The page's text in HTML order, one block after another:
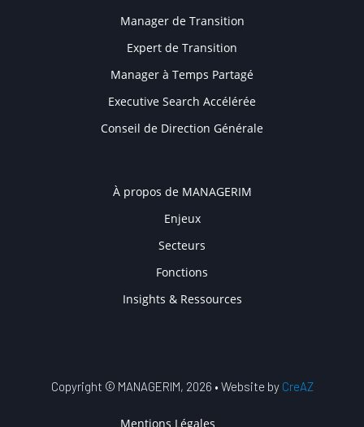
Manager de Transition
Expert de Transition
Manager à Temps Partagé
Executive Search Accélérée
Conseil de Direction Générale
COMPANY
À propos de MANAGERIM
Enjeux
Secteurs
Fonctions
Insights & Ressources
Copyright © MANAGERIM, 2026 • Website by CreAZ
Mentions Légales